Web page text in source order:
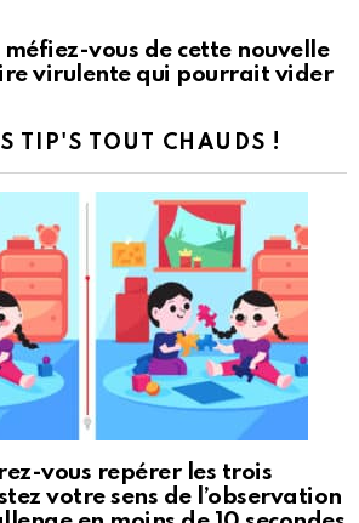
vous de cette nouvelle
virulente qui pourrait vider
TIP'S TOUT CHAUDS !
vous repérer les trois
votre sens de l’observation